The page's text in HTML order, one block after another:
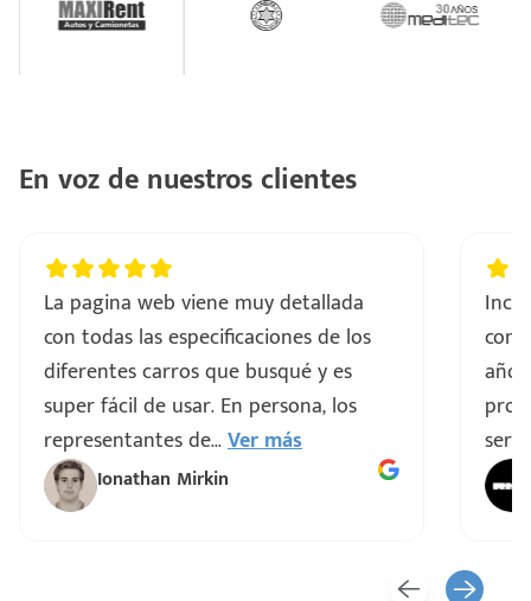
En voz de nuestros clientes
La pagina web viene muy detallada
con todas las especificaciones de los
diferentes carros que busqué y es
super fácil de usar. En persona, los
representantes de...Ver más
Ionathan Mirkin